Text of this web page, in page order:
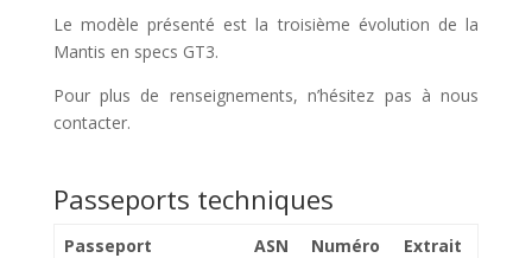
Le modèle présenté est la troisième évolution de la
Mantis en specs GT3.
Pour plus de renseignements, n’hésitez pas à nous
contacter.
Passeports techniques
Passeport ASN Numéro
Extrait